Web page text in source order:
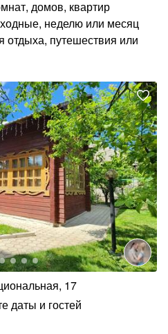
домов, квартир
неделю или месяц
путешествия или
17
даты и гостей